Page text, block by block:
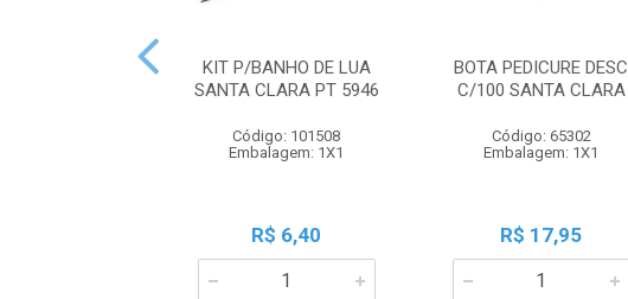
KIT P/BANHO DE LUA
SANTA CLARA PT 5946
Código: 101508
Embalagem: 1X1
R$ 6,40
BOTA PEDICURE DESC
C/100 SANTA CLARA
Código: 65302
Embalagem: 1X1
R$ 17,95